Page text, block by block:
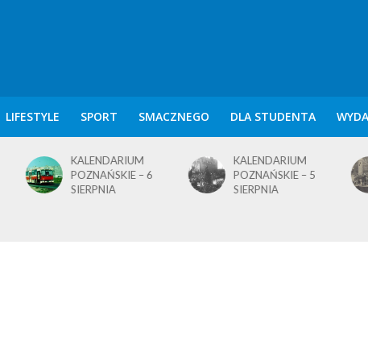
LIFESTYLE SPORT SMACZNEGO DLA STUDENTA
KALENDARIUM
POZNAŃSKIE – 5
SIERPNIA
KALENDARIUM
POZNAŃSKIE – 4
SIERPNIA